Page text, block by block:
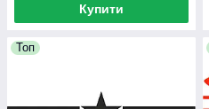
Купити
Топ